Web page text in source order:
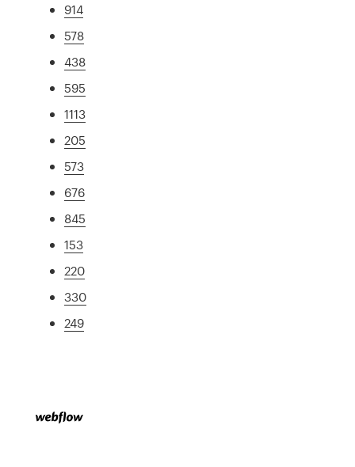
914
578
438
595
1113
205
573
676
845
153
220
330
249